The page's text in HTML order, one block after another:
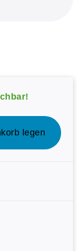
legen